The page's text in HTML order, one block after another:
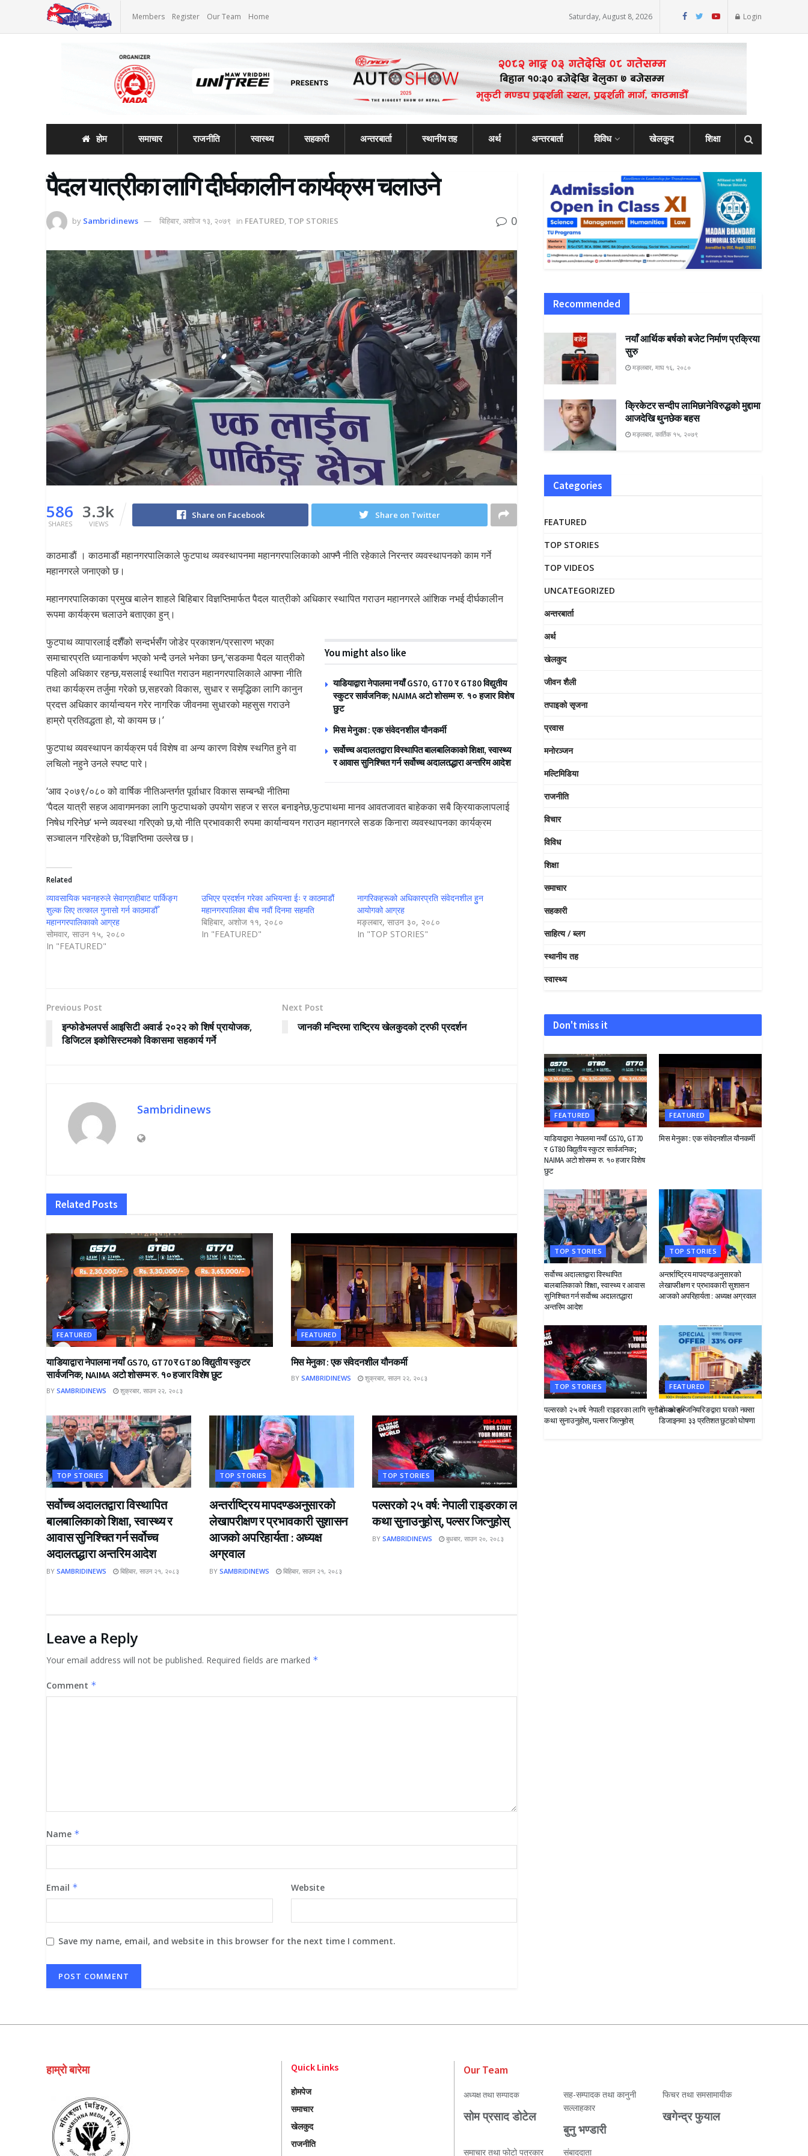
Members Register Our Team Home Saturday, August 8, 2026 Login
होम समाचार राजनीति स्वास्थ्य सहकारी अन्तरबार्ता स्थानीय तह अर्थ अन्तरबार्ता विविध खेलकुद शिक्षा
पैदल यात्रीका लागि दीर्घकालीन कार्यक्रम चलाउने
by Sambridinews बिहिबार, अशोज १३, २०७९ in FEATURED, TOP STORIES 0
586
SHARES
3.3k
VIEWS
Share on Facebook Share on Twitter
काठमाडाैं । काठमाडौं महानगरपालिकाले फुटपाथ व्यवस्थापनमा महानगरपालिकाको आफ्नै नीति रहेकाले निरन्तर व्यवस्थापनको काम गर्ने
महानगरले जनाएको छ।
महानगरपालिकाका प्रमुख बालेन शाहले बिहिबार विज्ञप्तिमार्फत पैदल यात्रीको अधिकार स्थापित गराउन महानगरले आंशिक नभई दीर्घकालीन
रूपमा कार्यक्रम चलाउने बताएका हुन्।
You might also like
याडियाद्वारा नेपालमा नयाँ GS70, GT70 र GT80 विद्युतीय
स्कुटर सार्वजनिक; NAIMA अटो शोसम्म रु. १० हजार विशेष
छुट
मिस मेनुका : एक संवेदनशील यौनकर्मी
सर्वोच्च अदालतद्वारा विस्थापित बालबालिकाको शिक्षा, स्वास्थ्य
र आवास सुनिश्चित गर्न सर्वोच्च अदालतद्धारा अन्तरिम आदेश
फुटपाथ व्यापारलाई दशैँको सन्दर्भसँग जोडेर प्रकाशन/प्रसारण भएका
समाचारप्रति ध्यानाकर्षण भएको भन्दै उनले भनेका छन्,‘सडकमा पैदल यात्रीको
पहिलो अधिकार रहन्छ,यसलाई स्थापित गराउन महानगरपालिकाले आफ्ना नीति
तथा कार्यक्रम तर्जुमा गरेको छ,सहरको विकास, सुधार र समृद्धिका लागि कानुन
प्रदत्त अधिकार कार्यान्वयन गरेर नागरिक जीवनमा सुधारको महसुस गराउने
हाम्रो प्रतिवद्धता हो, यो कायम छ।’
फुटपाथ व्यवस्थापन कार्यक्रम पर्व विशेष वा अन्य कारण विशेष स्थगित हुने वा
लचिलो नहुने उनले स्पष्ट पारे।
‘आव २०७९/०८० को वार्षिक नीतिअन्तर्गत पूर्वाधार विकास सम्बन्धी नीतिमा
‘पैदल यात्री सहज आवागमनका लागि फुटपाथको उपयोग सहज र सरल बनाइनेछ,फुटपाथमा मानव आवतजावत बाहेकका सबै क्रियाकलापलाई
निषेध गरिनेछ’ भन्ने व्यवस्था गरिएको छ,यो नीति प्रभावकारी रुपमा कार्यान्वयन गराउन महानगरले सडक किनारा व्यवस्थापनका कार्यक्रम
सञ्चालन गरिरहेको छ,’विज्ञप्तिमा उल्लेख छ।
Related
व्यावसायिक भवनहरुले सेवाग्राहीबाट पार्किङ्ग
शुल्क लिए तत्काल गुनासो गर्न काठमाडौँ
महानगरपालिकाकाे आग्रह
सोमवार, साउन १५, २०८०
In "FEATURED"
उभिएर प्रदर्शन गरेका अभियन्ता ईः र काठमाडौं
महानगरपालिका बीच नवौं दिनमा सहमति
बिहिबार, अशोज ११, २०८०
In "FEATURED"
नागरिकहरूको अधिकारप्रति संवेदनशील हुुन
आयोगको आग्रह
मङ्लबार, साउन ३०, २०८०
In "TOP STORIES"
Previous Post
इन्फोडेभलपर्स आइसिटी अवार्ड २०२२ को शिर्ष प्रायोजक,
डिजिटल इकोसिस्टमको विकासमा सहकार्य गर्ने
Next Post
जानकी मन्दिरमा राष्ट्रिय खेलकुदको ट्रफी प्रदर्शन
Sambridinews
Related Posts
FEATURED
याडियाद्वारा नेपालमा नयाँ GS70, GT70 र GT80 विद्युतीय स्कुटर
सार्वजनिक; NAIMA अटो शोसम्म रु. १० हजार विशेष छुट
BY SAMBRIDINEWS शुक्रबार, साउन २२, २०८३
FEATURED
मिस मेनुका : एक संवेदनशील यौनकर्मी
BY SAMBRIDINEWS शुक्रबार, साउन २२, २०८३
TOP STORIES
सर्वोच्च अदालतद्वारा विस्थापित
बालबालिकाको शिक्षा, स्वास्थ्य र
आवास सुनिश्चित गर्न सर्वोच्च
अदालतद्धारा अन्तरिम आदेश
BY SAMBRIDINEWS बिहिबार, साउन २१, २०८३
TOP STORIES
अन्तर्राष्ट्रिय मापदण्डअनुसारको
लेखापरीक्षण र प्रभावकारी सुशासन
आजको अपरिहार्यता : अध्यक्ष
अग्रवाल
BY SAMBRIDINEWS बिहिबार, साउन २१, २०८३
TOP STORIES
पल्सरको २५ वर्ष: नेपाली राइडरका लागि सुनौलो अवसर
कथा सुनाउनुहोस्, पल्सर जित्नुहोस्
BY SAMBRIDINEWS बुधबार, साउन २०, २०८३
Leave a Reply
Your email address will not be published. Required fields are marked *
Comment *
Name *
Email * Website
Save my name, email, and website in this browser for the next time I comment.
Recommended
नयाँ आर्थिक बर्षको बजेट निर्माण प्रक्रिया
सुरु
मङ्लबार, माघ १६, २०८०
क्रिकेटर सन्दीप लामिछानेविरुद्धको मुद्दामा
आजदेखि थुनछेक बहस
मङ्लबार, कार्तिक १५, २०७९
Categories
FEATURED
TOP STORIES
TOP VIDEOS
UNCATEGORIZED
अन्तरबार्ता
अर्थ
खेलकुद
जीवन शैली
तपाइको सृजना
प्रवास
मनोरञ्जन
मल्टिमिडिया
राजनीति
विचार
विविध
शिक्षा
समाचार
सहकारी
साहित्य / ब्लग
स्थानीय तह
स्वास्थ्य
Don't miss it
FEATURED
याडियाद्वारा नेपालमा नयाँ GS70, GT70
र GT80 विद्युतीय स्कुटर सार्वजनिक;
NAIMA अटो शोसम्म रु. १० हजार विशेष
छुट
FEATURED
मिस मेनुका : एक संवेदनशील यौनकर्मी
TOP STORIES
सर्वोच्च अदालतद्वारा विस्थापित
बालबालिकाको शिक्षा, स्वास्थ्य र आवास
सुनिश्चित गर्न सर्वोच्च अदालतद्धारा
अन्तरिम आदेश
TOP STORIES
अन्तर्राष्ट्रिय मापदण्डअनुसारको
लेखापरीक्षण र प्रभावकारी सुशासन
आजको अपरिहार्यता : अध्यक्ष अग्रवाल
TOP STORIES
पल्सरको २५ वर्ष: नेपाली राइडरका लागि सुनौलो अवसर
कथा सुनाउनुहोस्, पल्सर जित्नुहोस्
FEATURED
देभको इन्जिनियरिङद्वारा घरको नक्सा
डिजाइनमा ३३ प्रतिशत छुटको घोषणा
हाम्रो बारेमा Quick Links
होमपेज
समाचार
खेलकुद
राजनीति
Our Team
अध्यक्ष तथा सम्पादक
सोम प्रसाद डोटेल
सह-सम्पादक तथा कानुनी
सल्लाहकार
बुनु भण्डारी
फिचर तथा समसामायीक
खगेन्द्र फुयाल
समाचार तथा फोटो पत्रकार संबाददाता